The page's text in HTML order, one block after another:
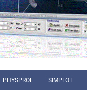
PHYSPROF SIMPLOT